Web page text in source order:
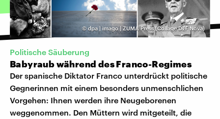
© dpa | imago | ZUMA Press (Collage DLF Nova)
Politische Säuberung
Babyraub während des Franco-Regimes
Der spanische Diktator Franco unterdrückt politische
Gegnerinnen mit einem besonders unmenschlichen
Vorgehen: Ihnen werden ihre Neugeborenen
weggenommen. Den Müttern wird mitgeteilt, die